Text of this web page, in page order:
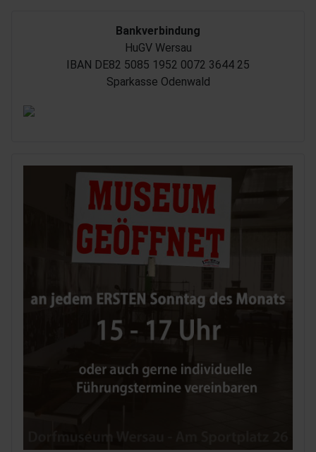
Bankverbindung
HuGV Wersau
IBAN DE82 5085 1952 0072 3644 25
Sparkasse Odenwald